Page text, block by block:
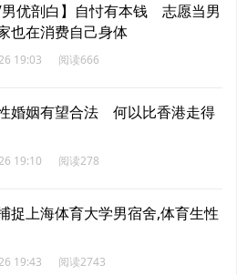
男优剖白】自忖有本钱 志愿当男
也在消费自己身体
19:03 阅读666
婚姻有望合法 何以比香港走得
19:10 阅读278
捉上海体育大学男宿舍,体育生性
19:43 阅读2743